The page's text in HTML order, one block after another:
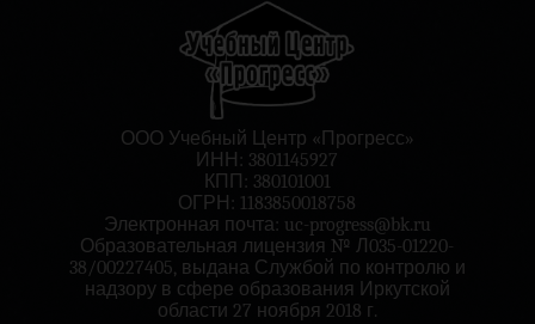
ООО Учебный Центр «Прогресс»
ИНН: 3801145927
КПП: 380101001
ОГРН: 1183850018758
Электронная почта: uc-progress@bk.ru
Образовательная лицензия № Л035-01220-
38/00227405, выдана Службой по контролю и
надзору в сфере образования Иркутской
области 27 ноября 2018 г.